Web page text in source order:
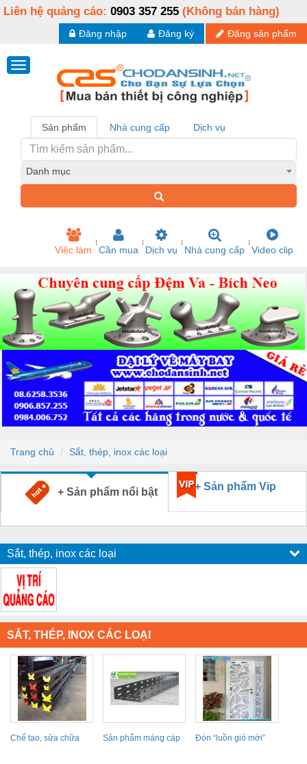
Liên hệ quảng cáo: 0903 357 255 (Không bán hàng)
Đăng sản phẩm
Đăng ký
Đăng nhập
Sản phẩm Nhà cung cấp Dịch vụ
Danh mục
Việc làm Cần mua Dịch vụ Nhà cung cấp Video clip
Trang chủ Sắt, thép, inox các loại
+ Sản phẩm nổi bật + Sản phẩm Vip
Sắt, thép, inox các loại
SẮT, THÉP, INOX CÁC LOẠI
Chế tạo, sửa chữa
Sản phẩm máng cáp
Đón “luồn gió mới”